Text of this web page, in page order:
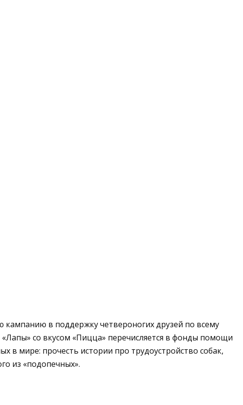
кампанию в поддержку четвероногих друзей по всему
со вкусом «Пицца» перечисляется в фонды помощи
мире: прочесть истории про трудоустройство собак,
из «подопечных».